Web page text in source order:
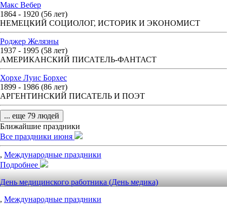
Макс Вебер
1864 - 1920 (56 лет)
НЕМЕЦКИЙ СОЦИОЛОГ, ИСТОРИК И ЭКОНОМИСТ
Роджер Желязны
1937 - 1995 (58 лет)
АМЕРИКАНСКИЙ ПИСАТЕЛЬ-ФАНТАСТ
Хорхе Луис Борхес
1899 - 1986 (86 лет)
АРГЕНТИНСКИЙ ПИСАТЕЛЬ И ПОЭТ
... еще 79 людей
Ближайшие праздники
Все праздники июня
, Международные праздники
Подробнее
День медицинского работника (День медика)
, Международные праздники